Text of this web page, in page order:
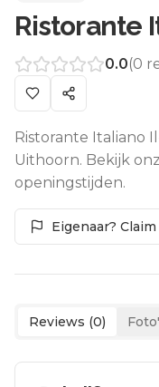
Ristorante
0.0(0
Ristorante Italiano
Uithoorn. Bekijk
openingstijden.
Eigenaar?
Reviews (0)